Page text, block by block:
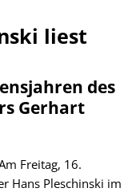
liest
des
Gerhart
Freitag, 16.
Hans Pleschinski im